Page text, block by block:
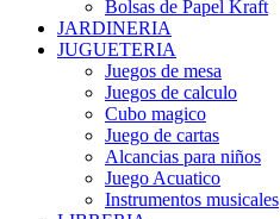
Bolsas de Papel Kraft
JARDINERIA
JUGUETERIA
Juegos de mesa
Juegos de calculo
Cubo magico
Juego de cartas
Alcancias para niños
Juego Acuatico
Instrumentos musicales